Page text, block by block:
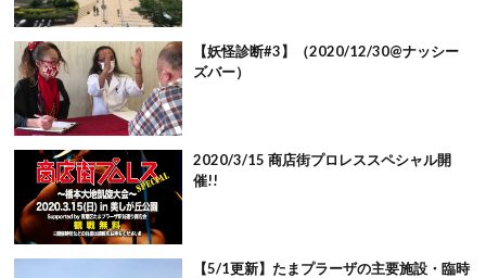
【妖怪診断#3】（2020/12/30@ナッシー
ズバー）
2020/3/15 商店街プロレススペシャル開
催!!
【5/1更新】たまプラーザの主要施設・臨時